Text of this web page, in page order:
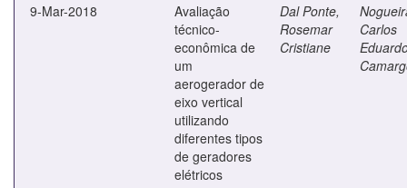
9-Mar-2018
Avaliação
técnico-
econômica de
um
aerogerador de
eixo vertical
utilizando
diferentes tipos
de geradores
elétricos
Dal Ponte,
Rosemar
Cristiane
Carlos